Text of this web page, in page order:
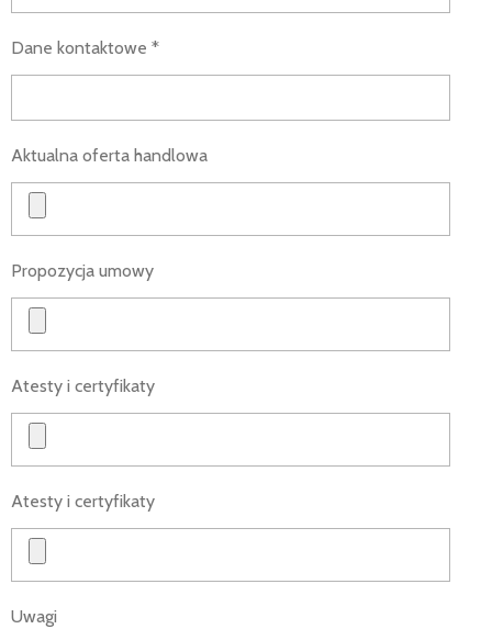
Dane kontaktowe *
Aktualna oferta handlowa
Propozycja umowy
Atesty i certyfikaty
Atesty i certyfikaty
Uwagi